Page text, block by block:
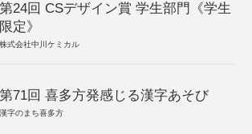
第24回 CSデザイン賞 学生部門《学生
限定》
株式会社中川ケミカル
第71回 喜多方発感じる漢字あそび
漢字のまち喜多方